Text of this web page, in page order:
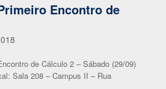
Encontro de
de Cálculo 2 – Sábado (29/09)
Sala 208 – Campus II – Rua